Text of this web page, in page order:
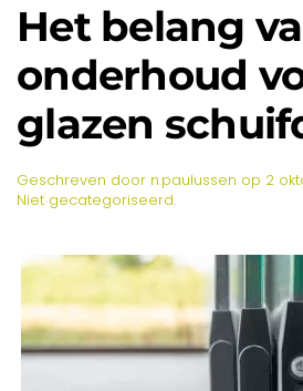
Het belang
onderhoud
glazen
Geschreven door n.paulussen op 2
Niet gecategoriseerd.